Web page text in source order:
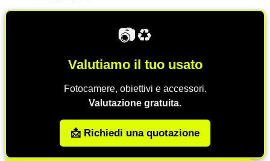
📷♻️
Valutiamo il tuo usato
Fotocamere, obiettivi e accessori.
Valutazione gratuita.
📩 Richiedi una quotazione